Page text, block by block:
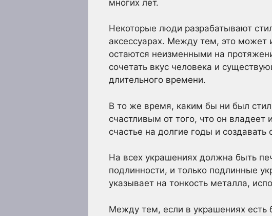
многих лет.
Некоторые люди разрабатывают
аксессуарах. Между тем, это может
остаются неизменными на
сочетать вкус человека и
длительного времени.
В то же время, каким бы ни был
счастливым от того, что он
счастье на долгие годы и
На всех украшениях должна быть
подлинности, и только подлинные
указывает на тонкость металла,
Между тем, если в украшениях есть